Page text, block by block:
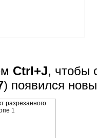
Ctrl+J, чтобы
) появился